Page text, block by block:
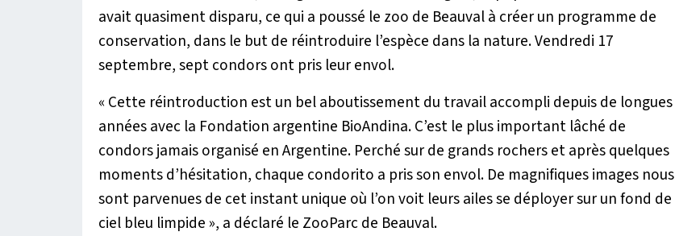
avait quasiment disparu, ce qui a poussé le zoo de Beauval à créer un programme de
conservation, dans le but de réintroduire l’espèce dans la nature. Vendredi 17
septembre, sept condors ont pris leur envol.
« Cette réintroduction est un bel aboutissement du travail accompli depuis de longues
années avec la Fondation argentine BioAndina. C’est le plus important lâché de
condors jamais organisé en Argentine. Perché sur de grands rochers et après quelques
moments d’hésitation, chaque condorito a pris son envol. De magnifiques images nous
sont parvenues de cet instant unique où l’on voit leurs ailes se déployer sur un fond de
ciel bleu limpide », a déclaré le ZooParc de Beauval.